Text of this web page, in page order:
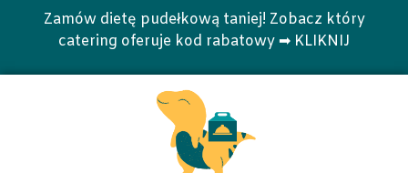
Zamów dietę pudełkową taniej! Zobacz który
catering oferuje kod rabatowy ➡ KLIKNIJ